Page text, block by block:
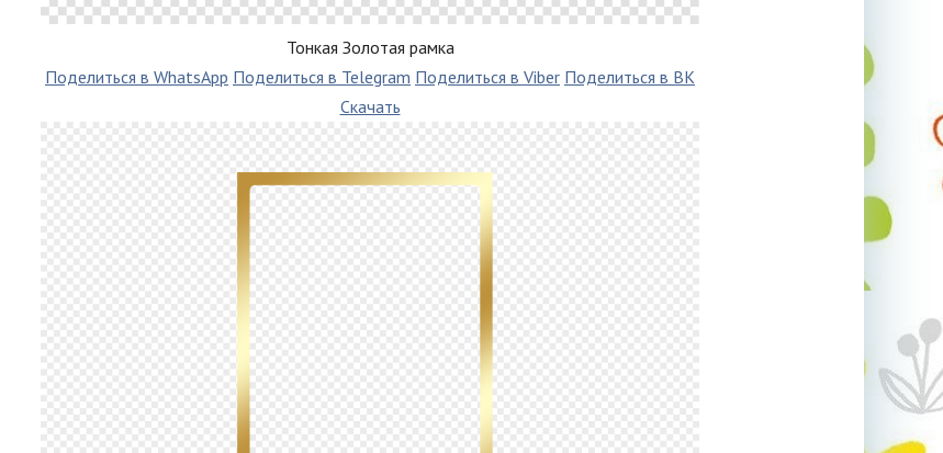
Тонкая Золотая рамка
Поделиться в WhatsApp Поделиться в Telegram Поделиться в Viber Поделиться в ВК
Скачать